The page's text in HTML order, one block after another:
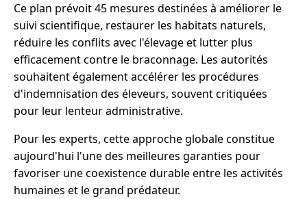
Ce plan prévoit 45 mesures destinées à améliorer le
suivi scientifique, restaurer les habitats naturels,
réduire les conflits avec l'élevage et lutter plus
efficacement contre le braconnage. Les autorités
souhaitent également accélérer les procédures
d'indemnisation des éleveurs, souvent critiquées
pour leur lenteur administrative.
Pour les experts, cette approche globale constitue
aujourd'hui l'une des meilleures garanties pour
favoriser une coexistence durable entre les activités
humaines et le grand prédateur.